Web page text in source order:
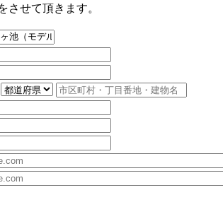
させて頂きます。